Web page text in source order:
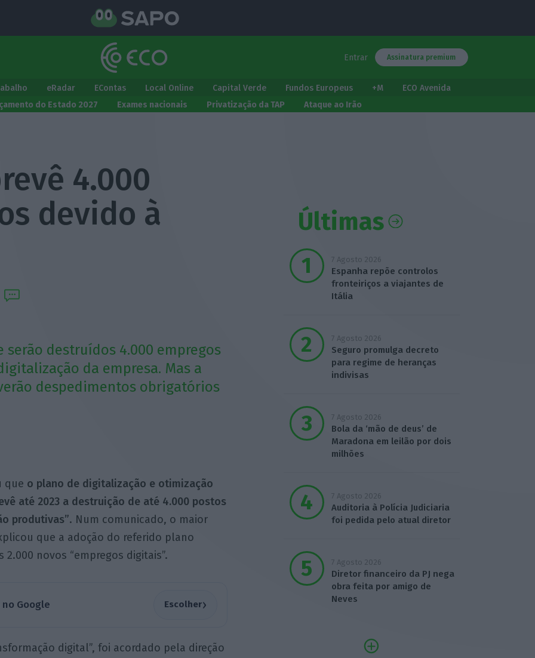
Entrar Assinatura premium
eRadar EContas Local Online Capital Verde Fundos Europeus +M
ECO Avenida
do Estado 2027 Exames nacionais Privatização da TAP Ataque ao Irão
4.000
devido à
serão destruídos 4.000 empregos
da empresa. Mas a
despedimentos obrigatórios
que o plano de digitalização e otimização
até 2023 a destruição de até 4.000 postos
produtivas”. Num comunicado, o maior
que a adoção do referido plano
novos “empregos digitais”.
Google Escolher›
digital”, foi acordado pela direção
Últimas
7 Agosto 2026
Espanha repõe controlos
fronteiriços a viajantes de
Itália
7 Agosto 2026
Seguro promulga decreto
para regime de heranças
indivisas
7 Agosto 2026
Bola da ‘mão de deus’ de
Maradona em leilão por dois
milhões
7 Agosto 2026
Auditoria à Polícia Judiciaria
foi pedida pelo atual diretor
7 Agosto 2026
Diretor financeiro da PJ nega
obra feita por amigo de
Neves